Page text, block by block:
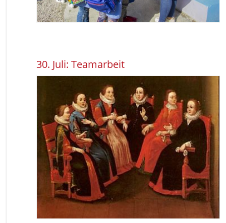
30. Juli: Teamarbeit